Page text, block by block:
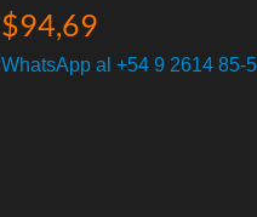
$94,69
WhatsApp al +54 9 2614 85-